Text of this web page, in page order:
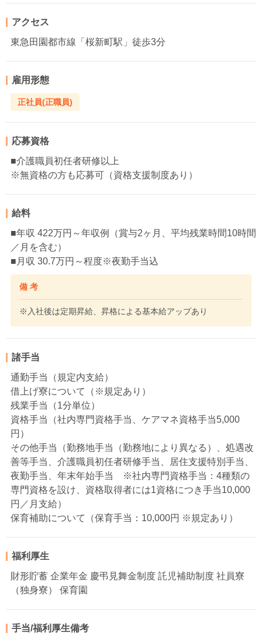
アクセス
東急田園都市線「桜新町駅」徒歩3分
雇用形態
正社員(正職員)
応募資格
■介護職員初任者研修以上
※無資格の方も応募可（資格支援制度あり）
給料
■年収 422万円～年収例（賞与2ヶ月、平均残業時間10時間
／月を含む）
■月収 30.7万円～程度※夜勤手当込
備 考
※入社後は定期昇給、昇格による基本給アップあり
諸手当
通勤手当（規定内支給）
借上げ寮について（※規定あり）
残業手当（1分単位）
資格手当（社内専門資格手当、ケアマネ資格手当5,000
円）
その他手当（勤務地手当（勤務地により異なる）、処遇改
善等手当、介護職員初任者研修手当、居住支援特別手当、
夜勤手当、年末年始手当 ※社内専門資格手当：4種類の
専門資格を設け、資格取得者には1資格につき手当10,000
円／月支給）
保育補助について（保育手当：10,000円 ※規定あり）
福利厚生
財形貯蓄 企業年金 慶弔見舞金制度 託児補助制度 社員寮
（独身寮） 保育園
手当/福利厚生備考